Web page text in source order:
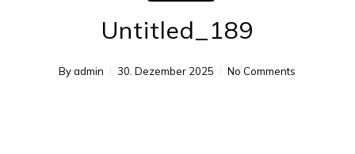
Untitled_189
By admin 30. Dezember 2025 No Comments